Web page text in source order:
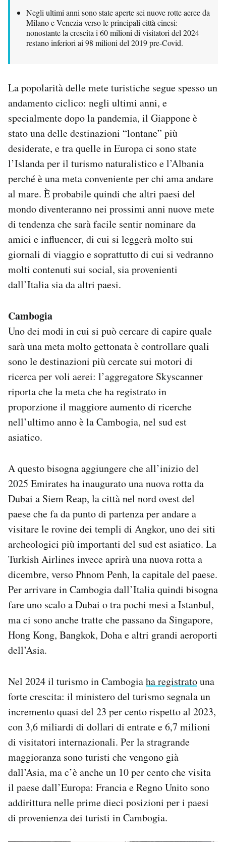
Negli ultimi anni sono state aperte sei nuove rotte aeree da
Milano e Venezia verso le principali città cinesi:
nonostante la crescita i 60 milioni di visitatori del 2024
restano inferiori ai 98 milioni del 2019 pre-Covid.
La popolarità delle mete turistiche segue spesso un
andamento ciclico: negli ultimi anni, e
specialmente dopo la pandemia, il Giappone è
stato una delle destinazioni “lontane” più
desiderate, e tra quelle in Europa ci sono state
l’Islanda per il turismo naturalistico e l’Albania
perché è una meta conveniente per chi ama andare
al mare. È probabile quindi che altri paesi del
mondo diventeranno nei prossimi anni nuove mete
di tendenza che sarà facile sentir nominare da
amici e influencer, di cui si leggerà molto sui
giornali di viaggio e soprattutto di cui si vedranno
molti contenuti sui social, sia provenienti
dall’Italia sia da altri paesi.
Cambogia
Uno dei modi in cui si può cercare di capire quale
sarà una meta molto gettonata è controllare quali
sono le destinazioni più cercate sui motori di
ricerca per voli aerei: l’aggregatore Skyscanner
riporta che la meta che ha registrato in
proporzione il maggiore aumento di ricerche
nell’ultimo anno è la Cambogia, nel sud est
asiatico.
A questo bisogna aggiungere che all’inizio del
2025 Emirates ha inaugurato una nuova rotta da
Dubai a Siem Reap, la città nel nord ovest del
paese che fa da punto di partenza per andare a
visitare le rovine dei templi di Angkor, uno dei siti
archeologici più importanti del sud est asiatico. La
Turkish Airlines invece aprirà una nuova rotta a
dicembre, verso Phnom Penh, la capitale del paese.
Per arrivare in Cambogia dall’Italia quindi bisogna
fare uno scalo a Dubai o tra pochi mesi a Istanbul,
ma ci sono anche tratte che passano da Singapore,
Hong Kong, Bangkok, Doha e altri grandi aeroporti
dell’Asia.
Nel 2024 il turismo in Cambogiaha registratouna
forte crescita: il ministero del turismo segnala un
incremento quasi del 23 per cento rispetto al 2023,
con 3,6 miliardi di dollari di entrate e 6,7 milioni
di visitatori internazionali. Per la stragrande
maggioranza sono turisti che vengono già
dall’Asia, ma c’è anche un 10 per cento che visita
il paese dall’Europa: Francia e Regno Unito sono
addirittura nelle prime dieci posizioni per i paesi
di provenienza dei turisti in Cambogia.